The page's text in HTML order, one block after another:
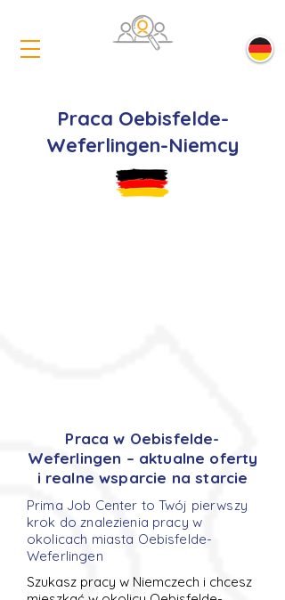
Praca Oebisfelde-
Weferlingen-Niemcy
Praca w Oebisfelde-
Weferlingen – aktualne oferty
i realne wsparcie na starcie
Prima Job Center to Twój pierwszy
krok do znalezienia pracy w
okolicach miasta Oebisfelde-
Weferlingen
Szukasz pracy w Niemczech i chcesz